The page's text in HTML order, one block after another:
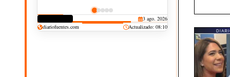
CORRUPCIÓN 3 ago. 2026
DERECHOS
30 jul. 2026
CULTURA
25 jul. 2026
JUDICIAL 20 jul. 2026
DEPORTES 19 jul. 2026
diariofuentes.com Actualizado: 08:10